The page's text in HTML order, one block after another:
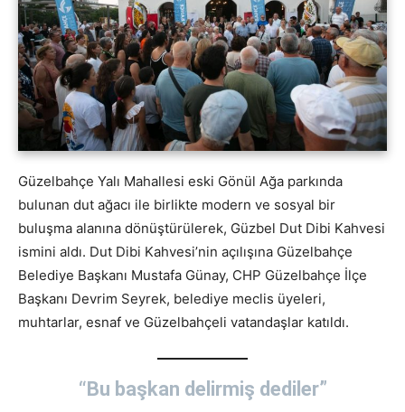
Güzelbahçe Yalı Mahallesi eski Gönül Ağa parkında
bulunan dut ağacı ile birlikte modern ve sosyal bir
buluşma alanına dönüştürülerek, Güzbel Dut Dibi Kahvesi
ismini aldı. Dut Dibi Kahvesi’nin açılışına Güzelbahçe
Belediye Başkanı Mustafa Günay, CHP Güzelbahçe İlçe
Başkanı Devrim Seyrek, belediye meclis üyeleri,
muhtarlar, esnaf ve Güzelbahçeli vatandaşlar katıldı.
“Bu başkan delirmiş dediler”